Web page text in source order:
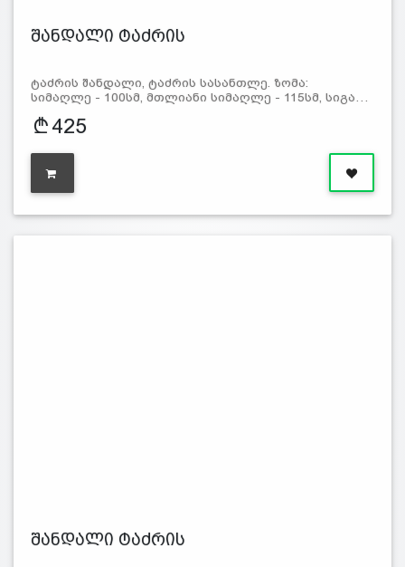
შანდალი ტაძრის
ტაძრის შანდალი, ტაძრის სასანთლე. ზომა:
სიმაღლე - 100სმ, მთლიანი სიმაღლე - 115სმ, სიგა…
425
შანდალი ტაძრის